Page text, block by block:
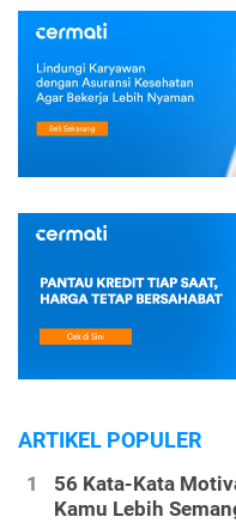
ARTIKEL POPULER
56 Kata-Kata
Kamu Lebih